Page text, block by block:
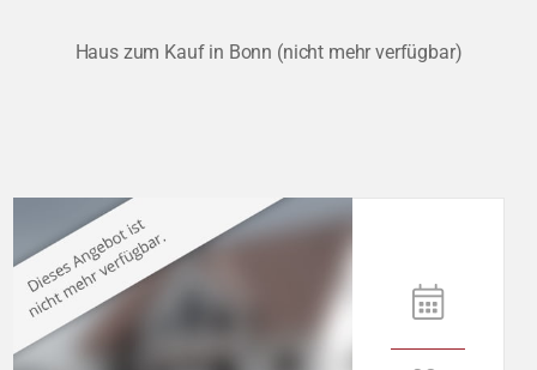
Haus zum Kauf in Bonn (nicht mehr verfügbar)